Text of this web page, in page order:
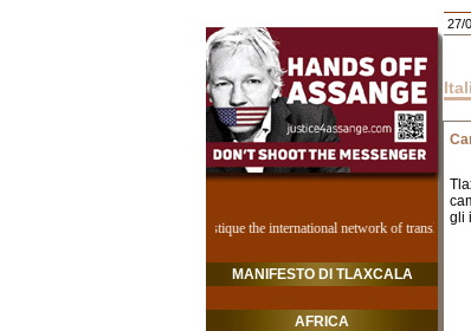
MANIFESTO DI TLAXCALA
AFRICA
27/
gli